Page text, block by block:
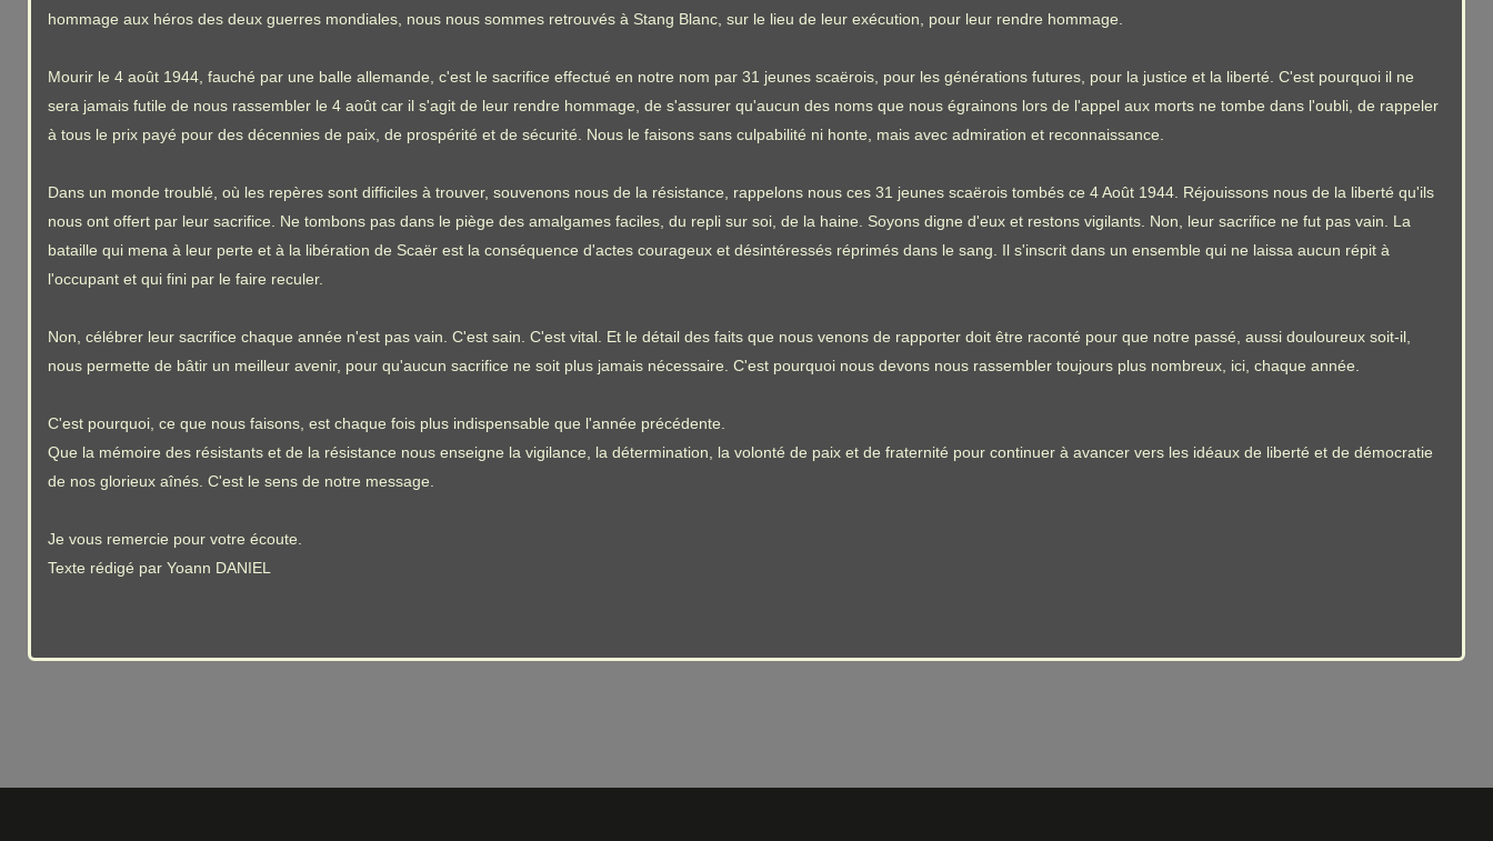
hommage aux héros des deux guerres mondiales, nous nous sommes retrouvés à Stang Blanc, sur le lieu de leur exécution, pour leur rendre hommage.
Mourir le 4 août 1944, fauché par une balle allemande, c'est le sacrifice effectué en notre nom par 31 jeunes scaërois, pour les générations futures, pour la justice et la liberté. C'est pourquoi il ne
sera jamais futile de nous rassembler le 4 août car il s'agit de leur rendre hommage, de s'assurer qu'aucun des noms que nous égrainons lors de l'appel aux morts ne tombe dans l'oubli, de rappeler
à tous le prix payé pour des décennies de paix, de prospérité et de sécurité. Nous le faisons sans culpabilité ni honte, mais avec admiration et reconnaissance.
Dans un monde troublé, où les repères sont difficiles à trouver, souvenons nous de la résistance, rappelons nous ces 31 jeunes scaërois tombés ce 4 Août 1944. Réjouissons nous de la liberté qu'ils
nous ont offert par leur sacrifice. Ne tombons pas dans le piège des amalgames faciles, du repli sur soi, de la haine. Soyons digne d'eux et restons vigilants. Non, leur sacrifice ne fut pas vain. La
bataille qui mena à leur perte et à la libération de Scaër est la conséquence d'actes courageux et désintéressés réprimés dans le sang. Il s'inscrit dans un ensemble qui ne laissa aucun répit à
l'occupant et qui fini par le faire reculer.
Non, célébrer leur sacrifice chaque année n'est pas vain. C'est sain. C'est vital. Et le détail des faits que nous venons de rapporter doit être raconté pour que notre passé, aussi douloureux soit-il,
nous permette de bâtir un meilleur avenir, pour qu'aucun sacrifice ne soit plus jamais nécessaire. C'est pourquoi nous devons nous rassembler toujours plus nombreux, ici, chaque année.
C'est pourquoi, ce que nous faisons, est chaque fois plus indispensable que l'année précédente.
Que la mémoire des résistants et de la résistance nous enseigne la vigilance, la détermination, la volonté de paix et de fraternité pour continuer à avancer vers les idéaux de liberté et de démocratie
de nos glorieux aînés. C'est le sens de notre message.
Je vous remercie pour votre écoute.
Texte rédigé par Yoann DANIEL